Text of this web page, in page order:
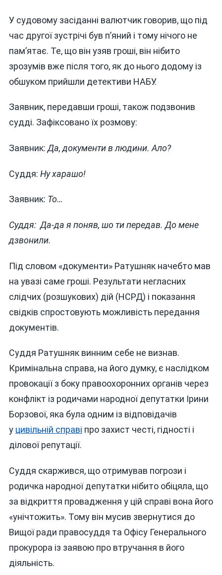
У судовому засіданні валютчик говорив, що під
час другої зустрічі був п’яний і тому нічого не
пам’ятає. Те, що він узяв гроші, він нібито
зрозумів вже після того, як до нього додому із
обшуком прийшли детективи НАБУ.
Заявник, передавши гроші, також подзвонив
судді. Зафіксовано їх розмову:
Заявник:Да, документи в людини. Ало?
Суддя: Ну харашо!
Заявник: То…
Суддя: Да-да я поняв, шо ти передав. До мене
дзвонили.
Під словом «документи» Ратушняк начебто мав
на увазі саме гроші. Результати негласних
слідчих (розшукових) дій (НСРД) і показання
свідків спростовують можливість передання
документів.
Суддя Ратушняк винним себе не визнав.
Кримінальна справа, на його думку, є наслідком
провокації з боку правоохоронних органів через
конфлікт із родичами народної депутатки Ірини
Борзової, яка була одним із відповідачів
у цивільній справі про захист честі, гідності і
ділової репутації.
Суддя скаржився, що отримував погрози і
родичка народної депутатки нібито обіцяла, що
за відкриття провадження у цій справі вона його
«унічтожить». Тому він мусив звернутися до
Вищої ради правосуддя та Офісу Генерального
прокурора із заявою про втручання в його
діяльність.